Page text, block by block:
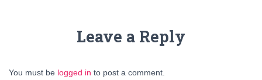
Leave a Reply
You must be logged in to post a comment.